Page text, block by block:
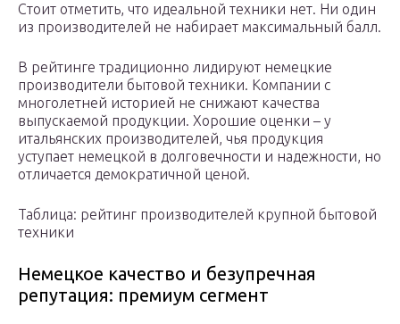
Стоит отметить, что идеальной техники нет. Ни один
из производителей не набирает максимальный балл.
В рейтинге традиционно лидируют немецкие
производители бытовой техники. Компании с
многолетней историей не снижают качества
выпускаемой продукции. Хорошие оценки – у
итальянских производителей, чья продукция
уступает немецкой в долговечности и надежности, но
отличается демократичной ценой.
Таблица: рейтинг производителей крупной бытовой
техники
Немецкое качество и безупречная
репутация: премиум сегмент